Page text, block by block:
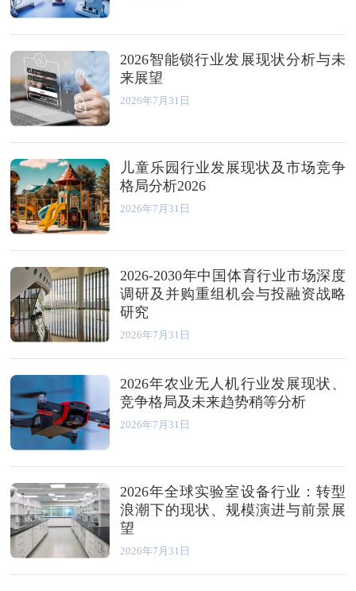
2026智能锁行业发展现状分析与未
来展望
2026年7月31日
儿童乐园行业发展现状及市场竞争
格局分析2026
2026年7月31日
2026-2030年中国体育行业市场深度
调研及并购重组机会与投融资战略
研究
2026年7月31日
2026年农业无人机行业发展现状、
竞争格局及未来趋势稍等分析
2026年7月31日
2026年全球实验室设备行业：转型
浪潮下的现状、规模演进与前景展
望
2026年7月31日